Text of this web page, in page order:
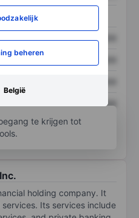
beheren
België
XXXXXXX XXXXXXX
XXXXXXX
te krijgen tot
holding company. It
Its services include